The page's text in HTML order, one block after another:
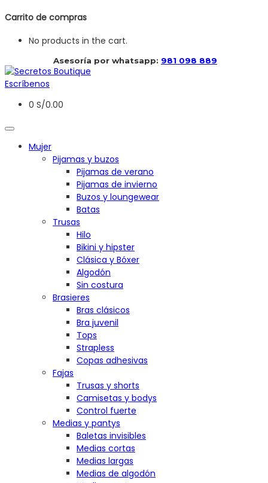
Carrito de compras
No products in the cart.
Asesoría por whatsapp: 981 098 889
Escríbenos
0 S/0.00
Mujer
Pijamas y buzos
Pijamas de verano
Pijamas de invierno
Buzos y loungewear
Batas
Trusas
Hilo
Bikini y hipster
Clásica y Bóxer
Algodón
Sin costura
Brasieres
Bras clásicos
Bra juvenil
Tops
Strapless
Copas adhesivas
Fajas
Trusas y shorts
Camisetas y bodys
Control fuerte
Medias y pantys
Baletas invisibles
Medias cortas
Medias largas
Medias de algodón